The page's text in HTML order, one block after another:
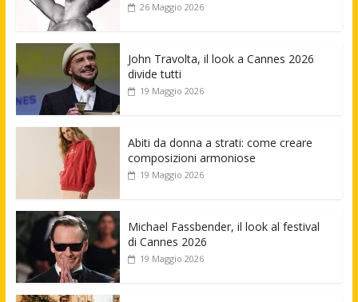
26 Maggio 2026
John Travolta, il look a Cannes 2026
divide tutti
19 Maggio 2026
Abiti da donna a strati: come creare
composizioni armoniose
19 Maggio 2026
Michael Fassbender, il look al festival
di Cannes 2026
19 Maggio 2026